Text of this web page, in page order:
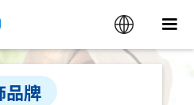
品牌